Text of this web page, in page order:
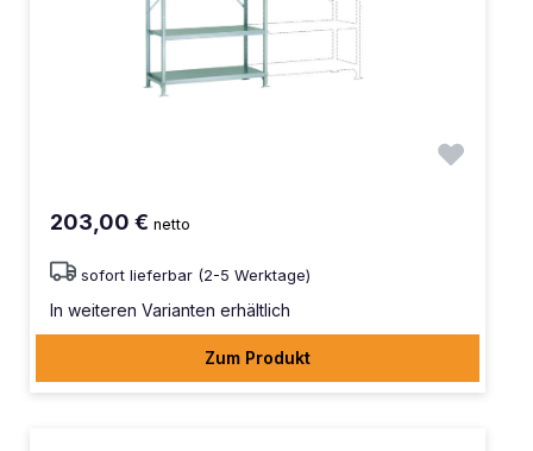
203,00 € netto
sofort lieferbar (2-5 Werktage)
In weiteren Varianten erhältlich
Zum Produkt